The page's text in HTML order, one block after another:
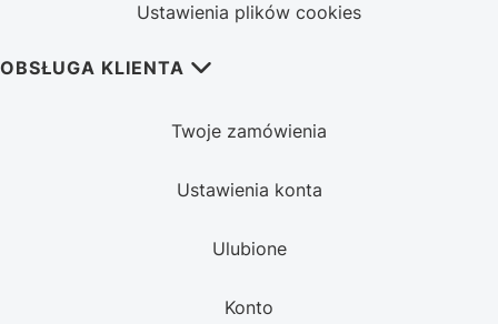
Ustawienia plików cookies
OBSŁUGA KLIENTA
Twoje zamówienia
Ustawienia konta
Ulubione
Konto